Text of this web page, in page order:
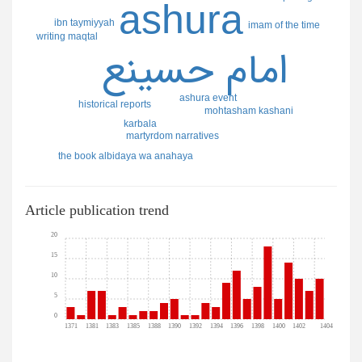
ashura
امام حسينع
ashura event
historical reports
ibn taymiyyah imam of the time
karbala
martyrdom narratives
mohtasham kashani
the book albidaya wa anahaya
writing maqtal
Article publication trend
1371 1381 1383 1385 1388 1390 1392 1394 1396 1398 1400 1402 1404
0
5
10
15
20